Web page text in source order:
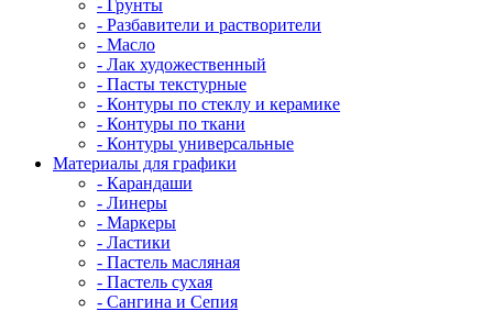
- Грунты
- Разбавители и растворители
- Масло
- Лак художественный
- Пасты текстурные
- Контуры по стеклу и керамике
- Контуры по ткани
- Контуры универсальные
Материалы для графики
- Карандаши
- Линеры
- Маркеры
- Ластики
- Пастель масляная
- Пастель сухая
- Сангина и Сепия